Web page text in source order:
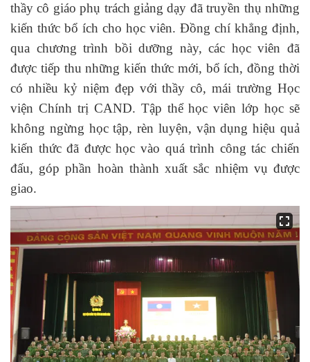
thầy cô giáo phụ trách giảng dạy đã truyền thụ những
kiến thức bổ ích cho học viên. Đồng chí khẳng định,
qua chương trình bồi dưỡng này, các học viên đã
được tiếp thu những kiến thức mới, bổ ích, đồng thời
có nhiều kỷ niệm đẹp với thầy cô, mái trường Học
viện Chính trị CAND. Tập thể học viên lớp học sẽ
không ngừng học tập, rèn luyện, vận dụng hiệu quả
kiến thức đã được học vào quá trình công tác chiến
đấu, góp phần hoàn thành xuất sắc nhiệm vụ được
giao.